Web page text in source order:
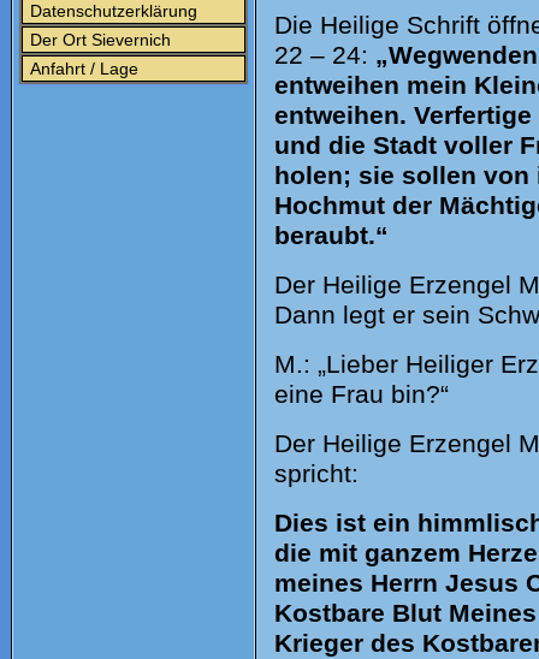
Datenschutzerklärung
Der Ort Sievernich
Anfahrt / Lage
Die Heilige Schrift
22 – 24:
entweihen mein
entweihen.
und die Stadt voller
holen; sie sollen von
Hochmut der
beraubt.“
Der Heilige Erzengel
Dann legt er sein
M.: „Lieber Heiliger
eine Frau bin?“
Der Heilige Erzengel
spricht:
Dies ist ein
die mit ganzem
meines Herrn Jesus
Kostbare Blut
Krieger des